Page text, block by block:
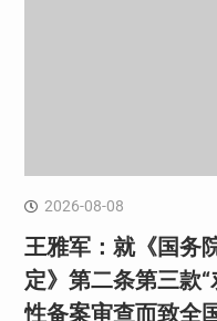
2026-08-08
王雅军：就《国务
定》第二条第三款
性备案审查而致全